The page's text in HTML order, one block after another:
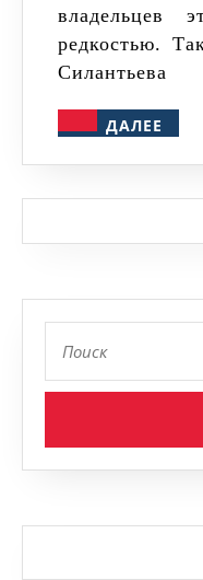
владельцев
редкостью.
Силантьева
ДАЛЕЕ